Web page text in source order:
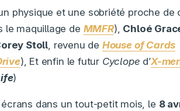
physique et une sobriété proche de
le maquillage de MMFR), Chloé
Stoll, revenu de House of Cards
), Et enfin le futur Cyclope d’X-
)
dans un tout-petit mois, le 8